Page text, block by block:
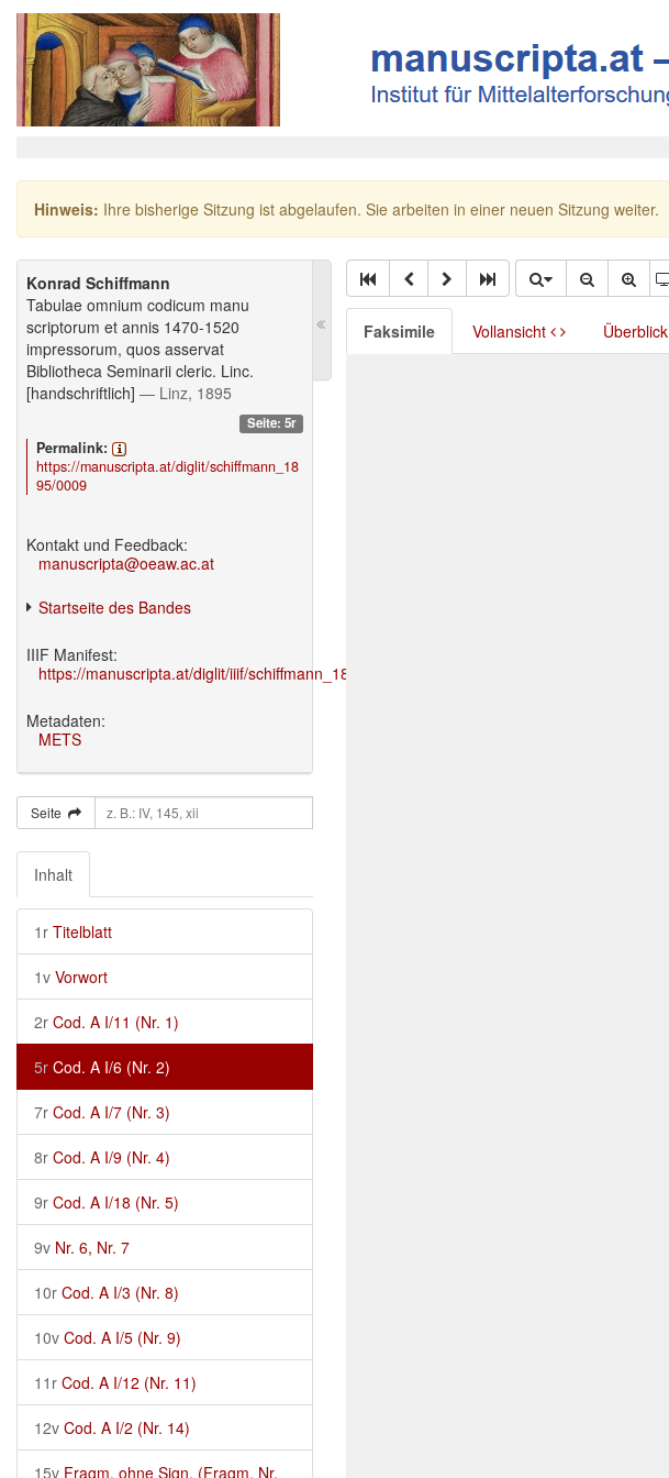
Hinweis: Ihre bisherige Sitzung ist abgelaufen. Sie arbeiten in einer neuen Sitzung weiter.
Konrad Schiffmann
Tabulae omnium codicum manu
scriptorum et annis 1470-1520
impressorum, quos asservat
Bibliotheca Seminarii cleric. Linc.
[handschriftlich] — Linz, 1895
Seite: 5r
Permalink:
https://manuscripta.at/diglit/schiffmann_18
95/0009
Kontakt und Feedback:
manuscripta@oeaw.ac.at
Startseite des Bandes
IIIF Manifest:
https://manuscripta.at/diglit/iiif/schiffmann_1895/manifest.json
Metadaten:
METS
Seite
Inhalt
1r Titelblatt
1v Vorwort
2r Cod. A I/11 (Nr. 1)
5r Cod. A I/6 (Nr. 2)
7r Cod. A I/7 (Nr. 3)
8r Cod. A I/9 (Nr. 4)
9r Cod. A I/18 (Nr. 5)
9v Nr. 6, Nr. 7
10r Cod. A I/3 (Nr. 8)
10v Cod. A I/5 (Nr. 9)
11r Cod. A I/12 (Nr. 11)
12v Cod. A I/2 (Nr. 14)
15v Fragm. ohne Sign. (Fragm. Nr.
Faksimile Vollansicht Überblick